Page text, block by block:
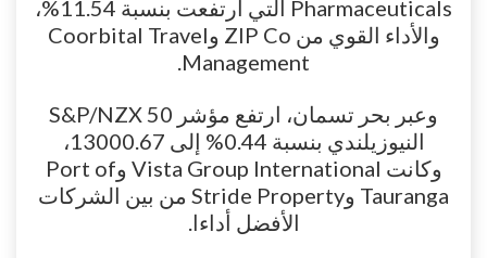
Pharmaceuticals التي ارتفعت بنسبة 11.54%،
والأداء القوي من ZIP Co وCoorbital Travel
Management.
وعبر بحر تسمان، ارتفع مؤشر S&P/NZX 50
النيوزيلندي بنسبة 0.44% إلى 13000.67،
وكانت Vista Group International وPort of
Tauranga وStride Property من بين الشركات
الأفضل أداءا.